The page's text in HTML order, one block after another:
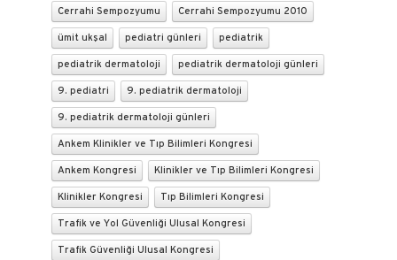
Cerrahi Sempozyumu Cerrahi Sempozyumu 2010
ümit ukşal pediatri günleri pediatrik
pediatrik dermatoloji pediatrik dermatoloji günleri
9. pediatri 9. pediatrik dermatoloji
9. pediatrik dermatoloji günleri
Ankem Klinikler ve Tıp Bilimleri Kongresi
Ankem Kongresi Klinikler ve Tıp Bilimleri Kongresi
Klinikler Kongresi Tıp Bilimleri Kongresi
Trafik ve Yol Güvenliği Ulusal Kongresi
Trafik Güvenliği Ulusal Kongresi